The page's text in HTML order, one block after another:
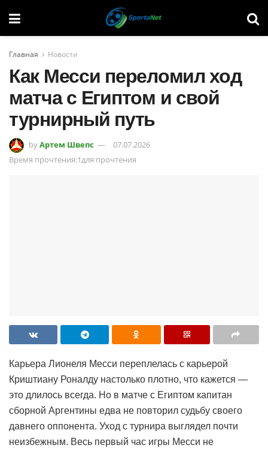
Главная Новости
Как Месси переломил ход
матча с Египтом и свой
турнирный путь
byАртем Швепс
07.07.2026
Время прочтения:1для прочтения
Карьера Лионеля Месси переплелась с карьерой
Криштиану Роналду настолько плотно, что кажется —
это длилось всегда. Но в матче с Египтом капитан
сборной Аргентины едва не повторил судьбу своего
давнего оппонента. Уход с турнира выглядел почти
неизбежным. Весь первый час игры Месси не